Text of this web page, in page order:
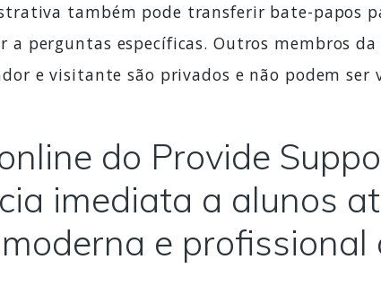
também pode transferir bate-papos
a perguntas específicas. Outros membros
e visitante são privados e não podem
do Provide
imediata a alunos
e